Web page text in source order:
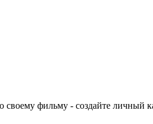
фильму - создайте личный